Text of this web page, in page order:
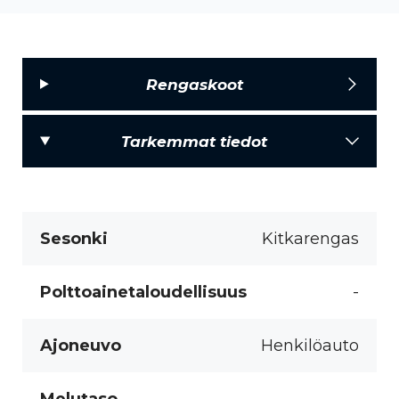
Rengaskoot
Tarkemmat tiedot
Sesonki Kitkarengas
Polttoainetaloudellisuus -
Ajoneuvo Henkilöauto